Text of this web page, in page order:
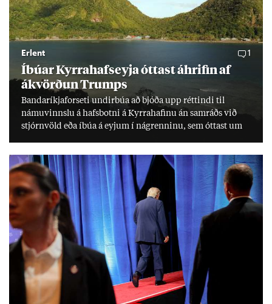
Erlent 1
Íbú­ar Kyrra­hafs­eyja ótt­ast áhrif­in af
ákvörð­un Trumps
Banda­ríkja­for­seti und­ir­búa að bjóða upp rétt­indi til
námu­vinnslu á hafs­botni á Kyrra­haf­inu án sam­ráðs við
stjórn­völd eða íbúa á eyj­um í ná­grenn­inu, sem ótt­ast um